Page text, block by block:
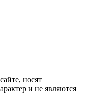
носят
и не являются